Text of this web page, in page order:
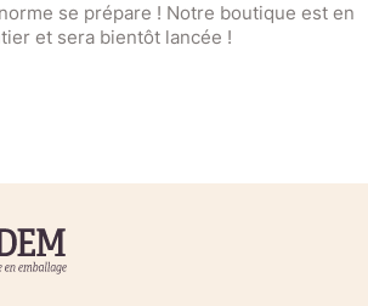
se prépare ! Notre boutique est en
et sera bientôt lancée !
rapide